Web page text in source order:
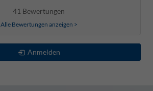
41 Bewertungen
Alle Bewertungen anzeigen >
Anmelden